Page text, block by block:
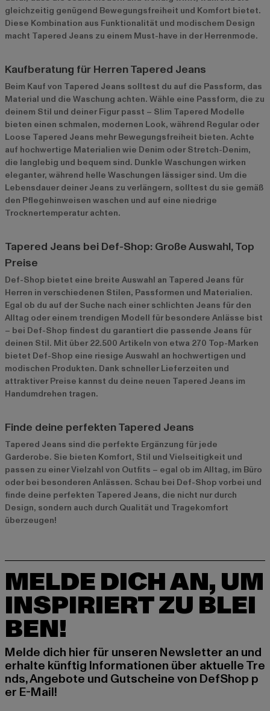
gleichzeitig genügend Bewegungsfreiheit und Komfort bietet.
Diese Kombination aus Funktionalität und modischem Design
macht Tapered Jeans zu einem Must-have in der Herrenmode.
Kaufberatung für Herren Tapered Jeans
Beim Kauf von Tapered Jeans solltest du auf die Passform, das
Material und die Waschung achten. Wähle eine Passform, die zu
deinem Stil und deiner Figur passt – Slim Tapered Modelle
bieten einen schmalen, modernen Look, während Regular oder
Loose Tapered Jeans mehr Bewegungsfreiheit bieten. Achte
auf hochwertige Materialien wie Denim oder Stretch-Denim,
die langlebig und bequem sind. Dunkle Waschungen wirken
eleganter, während helle Waschungen lässiger sind. Um die
Lebensdauer deiner Jeans zu verlängern, solltest du sie gemäß
den Pflegehinweisen waschen und auf eine niedrige
Trocknertemperatur achten.
Tapered Jeans bei Def-Shop: Große Auswahl, Top
Preise
Def-Shop bietet eine breite Auswahl an Tapered Jeans für
Herren in verschiedenen Stilen, Passformen und Materialien.
Egal ob du auf der Suche nach einer schlichten Jeans für den
Alltag oder einem trendigen Modell für besondere Anlässe bist
– bei Def-Shop findest du garantiert die passende Jeans für
deinen Stil. Mit über 22.500 Artikeln von etwa 270 Top-Marken
bietet Def-Shop eine riesige Auswahl an hochwertigen und
modischen Produkten. Dank schneller Lieferzeiten und
attraktiver Preise kannst du deine neuen Tapered Jeans im
Handumdrehen tragen.
Finde deine perfekten Tapered Jeans
Tapered Jeans sind die perfekte Ergänzung für jede
Garderobe. Sie bieten Komfort, Stil und Vielseitigkeit und
passen zu einer Vielzahl von Outfits – egal ob im Alltag, im Büro
oder bei besonderen Anlässen. Schau bei Def-Shop vorbei und
finde deine perfekten Tapered Jeans, die nicht nur durch
Design, sondern auch durch Qualität und Tragekomfort
überzeugen!
MELDE DICH AN, UM
INSPIRIERT ZU BLEI
BEN!
Melde dich hier für unseren Newsletter an und
erhalte künftig Informationen über aktuelle Tre
nds, Angebote und Gutscheine von DefShop p
er E-Mail!